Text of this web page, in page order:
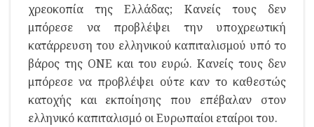
χρεοκοπία της Ελλάδας; Κανείς τους δεν
μπόρεσε να προβλέψει την υποχρεωτική
κατάρρευση του ελληνικού καπιταλισμού υπό το
βάρος της ΟΝΕ και του ευρώ. Κανείς τους δεν
μπόρεσε να προβλέψει ούτε καν το καθεστώς
κατοχής και εκποίησης που επέβαλαν στον
ελληνικό καπιταλισμό οι Ευρωπαίοι εταίροι του.